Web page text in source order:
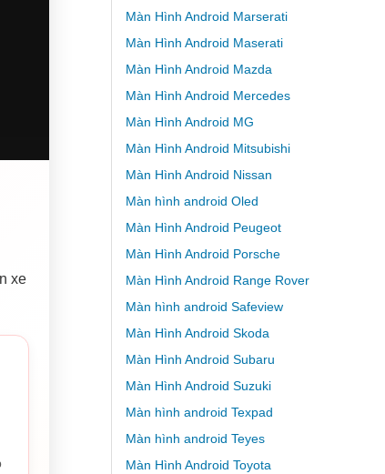
xe
Màn Hình Android Marserati
Màn Hình Android Maserati
Màn Hình Android Mazda
Màn Hình Android Mercedes
Màn Hình Android MG
Màn Hình Android Mitsubishi
Màn Hình Android Nissan
Màn hình android Oled
Màn Hình Android Peugeot
Màn Hình Android Porsche
Màn Hình Android Range Rover
Màn hình android Safeview
Màn Hình Android Skoda
Màn Hình Android Subaru
Màn Hình Android Suzuki
Màn hình android Texpad
Màn hình android Teyes
Màn Hình Android Toyota